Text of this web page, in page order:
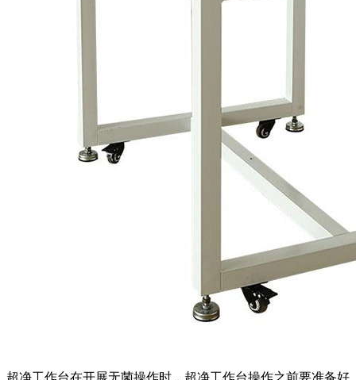
超净工作台在开展无菌操作时，超净工作台操作之前要准备好